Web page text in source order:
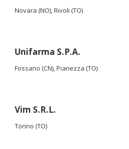
Novara (NO), Rivoli (TO)
Unifarma S.P.A.
Fossano (CN), Pianezza (TO)
Vim S.R.L.
Torino (TO)